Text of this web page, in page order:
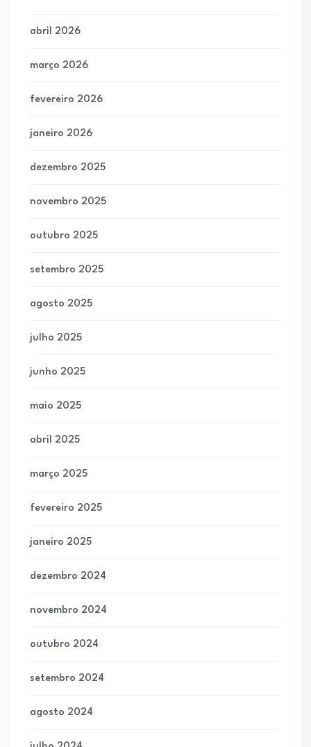
abril 2026
março 2026
fevereiro 2026
janeiro 2026
dezembro 2025
novembro 2025
outubro 2025
setembro 2025
agosto 2025
julho 2025
junho 2025
maio 2025
abril 2025
março 2025
fevereiro 2025
janeiro 2025
dezembro 2024
novembro 2024
outubro 2024
setembro 2024
agosto 2024